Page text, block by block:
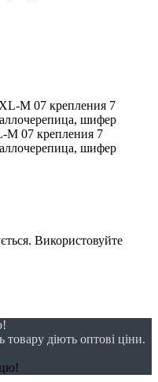
M 07 крепления 7
шифер
Використовуйте
діють оптові ціни.